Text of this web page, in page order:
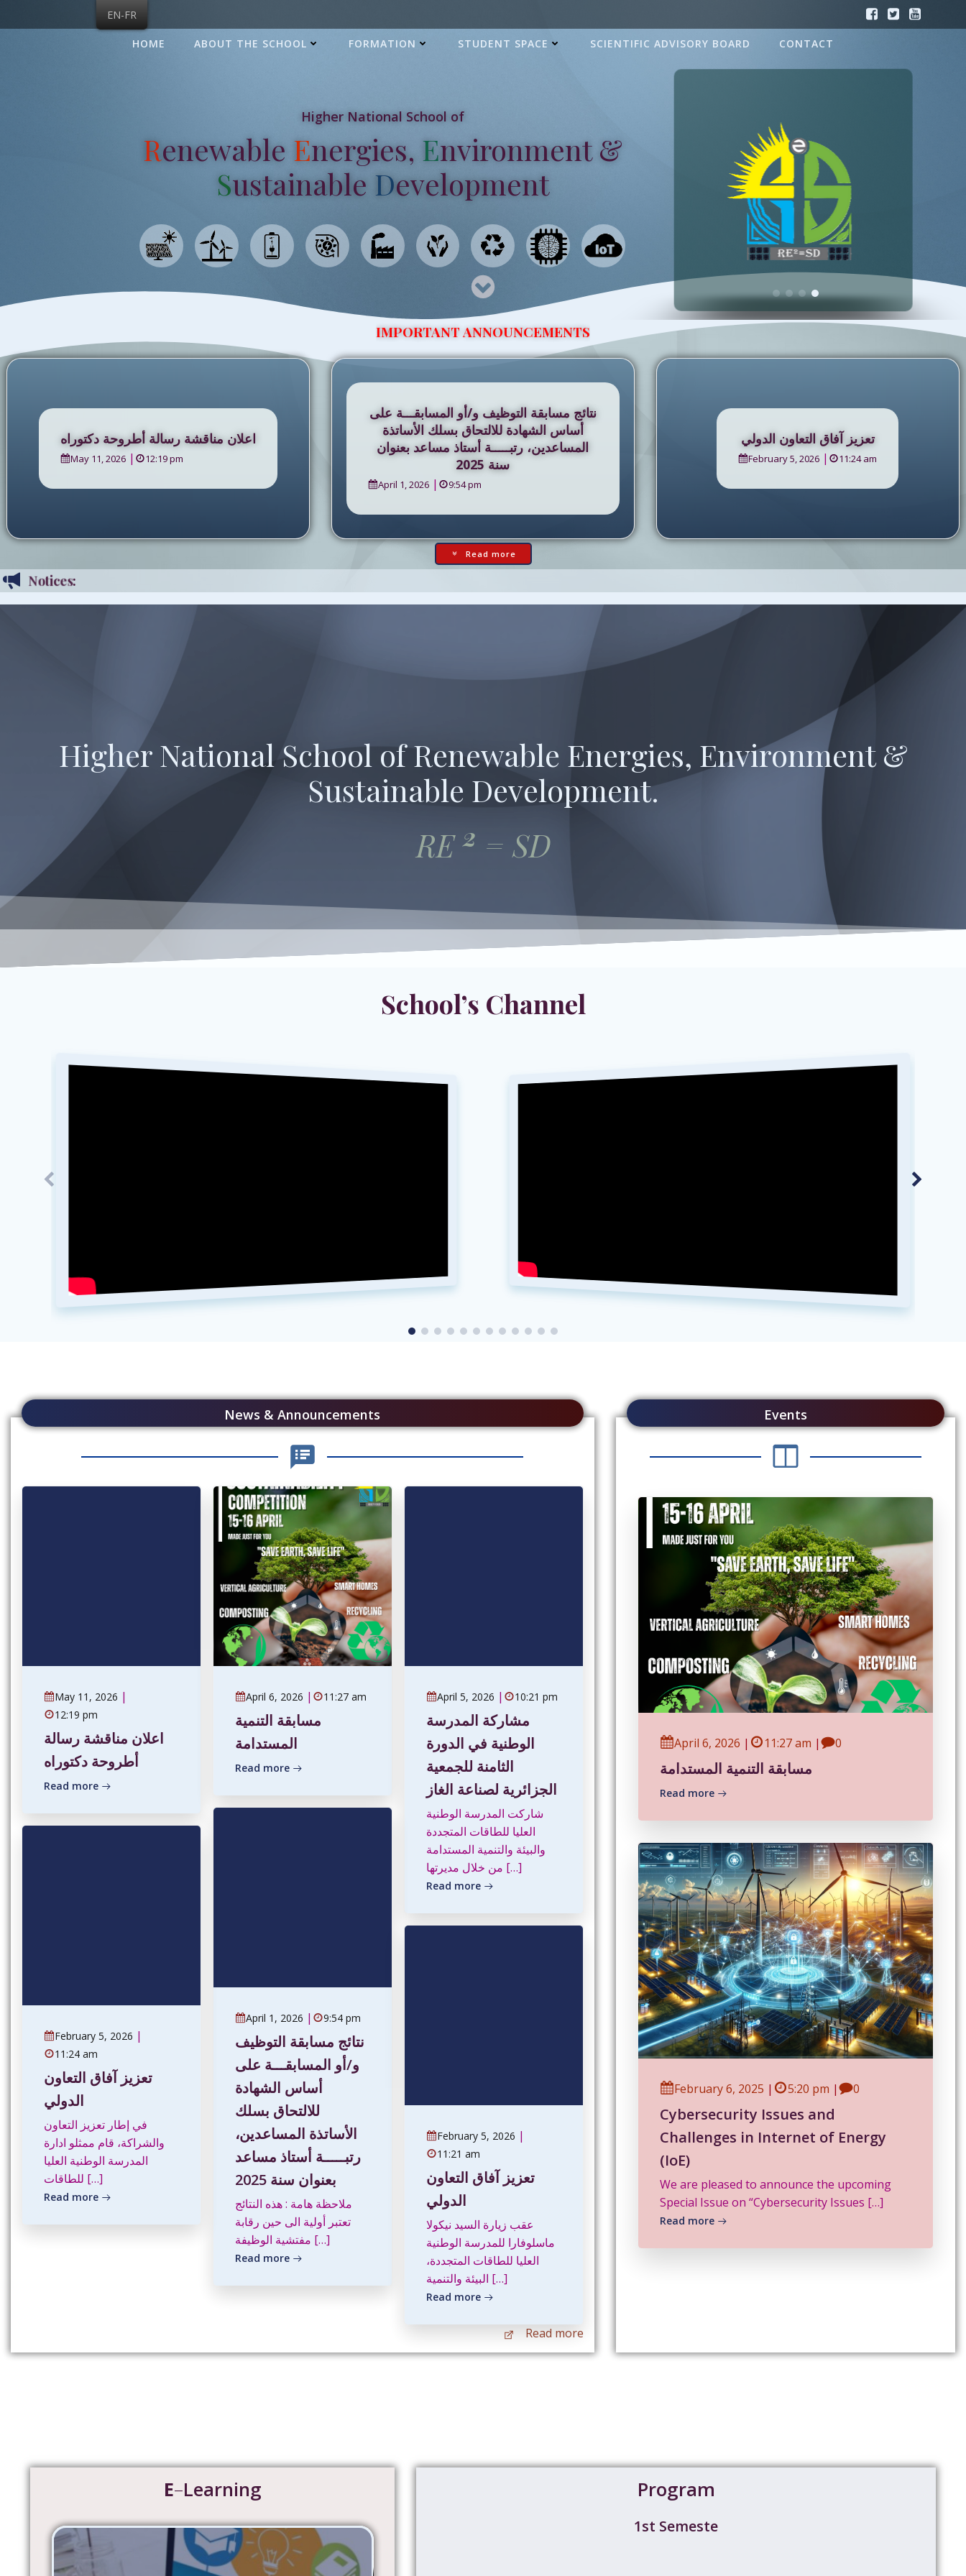
to
content
HOME ABOUT THE SCHOOL FORMATION STUDENT SPACE SCIENTIFIC ADVISORY BOARD CONTACT
Higher National School of
RenewableEnergies,Environment &
SustainableDevelopment
IMPORTANT ANNOUNCEMENTS
اعلان مناقشة رسالة أطروحة دكتوراه
May 11, 2026 | 12:19 pm
نتائج مسابقة التوظيف و/أو المسابقـــة على
أساس الشهادة للالتحاق بسلك الأساتذة
المساعدين، رتبـــــة أستاذ مساعد بعنوان
سنة 2025
April 1, 2026 | 9:54 pm
تعزيز آفاق التعاون الدولي
February 5, 2026 | 11:24 am
Read more
Notices
Notices:
Higher National School of Renewable Energies, Environment &
Sustainable Development.
RE 2 = SD
School’s Channel
News & Announcements
May 11, 2026 |
12:19 pm
اعلان مناقشة رسالة
أطروحة دكتوراه
Read more
April 6, 2026 | 11:27 am
مسابقة التنمية
المستدامة
Read more
April 5, 2026 | 10:21 pm
مشاركة المدرسة
الوطنية في الدورة
الثامنة للجمعية
الجزائرية لصناعة الغاز
شاركت المدرسة الوطنية
العليا للطاقات المتجددة
والبيئة والتنمية المستدامة
من خلال مديرتها […]
Read more
April 1, 2026 | 9:54 pm
نتائج مسابقة التوظيف
و/أو المسابقـــة على
أساس الشهادة
للالتحاق بسلك
الأساتذة المساعدين،
رتبـــــة أستاذ مساعد
بعنوان سنة 2025
ملاحظة هامة : هذه النتائج
تعتبر أولية الى حين رقابة
مفتشية الوظيفة […]
Read more
February 5, 2026 |
11:24 am
تعزيز آفاق التعاون
الدولي
في إطار تعزيز التعاون
والشراكة، قام ممثلو ادارة
المدرسة الوطنية العليا
للطاقات […]
Read more
February 5, 2026 |
11:21 am
تعزيز آفاق التعاون
الدولي
عقب زيارة السيد نيكولا
ماسلوفارا للمدرسة الوطنية
العليا للطاقات المتجددة،
البيئة والتنمية […]
Read more
Read more
Events
April 6, 2026 | 11:27 am | 0
مسابقة التنمية المستدامة
Read more
February 6, 2025 | 5:20 pm | 0
Cybersecurity Issues and
Challenges in Internet of Energy
(IoE)
We are pleased to announce the upcoming
Special Issue on “Cybersecurity Issues […]
Read more
E–Learning Program
1st Semeste
EN-FR